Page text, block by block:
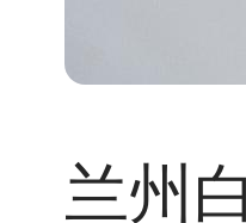
兰州